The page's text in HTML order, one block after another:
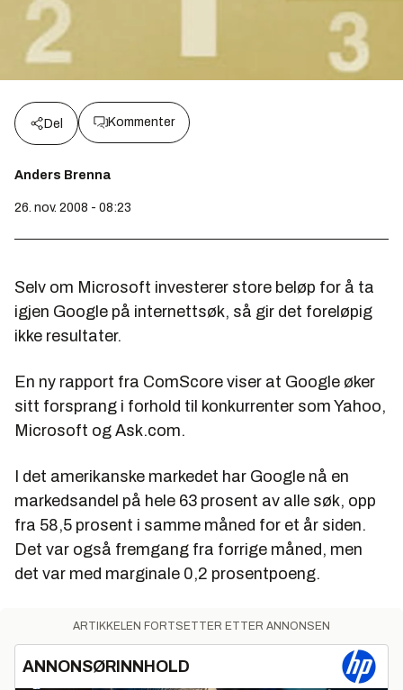
Del Kommenter
Anders Brenna
26. nov. 2008 - 08:23
Selv om Microsoft investerer store beløp for å ta
igjen Google på internettsøk, så gir det foreløpig
ikke resultater.
En ny rapport fra ComScore viser at Google øker
sitt forsprang i forhold til konkurrenter som Yahoo,
Microsoft og Ask.com.
I det amerikanske markedet har Google nå en
markedsandel på hele 63 prosent av alle søk, opp
fra 58,5 prosent i samme måned for et år siden.
Det var også fremgang fra forrige måned, men
det var med marginale 0,2 prosentpoeng.
ARTIKKELEN FORTSETTER ETTER ANNONSEN
ANNONSØRINNHOLD